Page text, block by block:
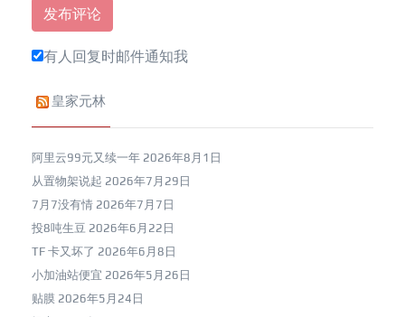
有人回复时邮件通知我
皇家元林
阿里云99元又续一年 2026年8月1日
从置物架说起 2026年7月29日
7月7没有情 2026年7月7日
投8吨生豆 2026年6月22日
TF 卡又坏了 2026年6月8日
小加油站便宜 2026年5月26日
贴膜 2026年5月24日